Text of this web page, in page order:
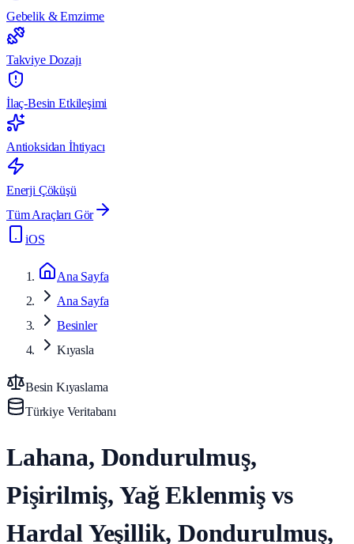
Gebelik & Emzirme
Takviye Dozajı
İlaç-Besin Etkileşimi
Antioksidan İhtiyacı
Enerji Çöküşü
Tüm Araçları Gör
iOS
Ana Sayfa
Ana Sayfa
Besinler
Kıyasla
Besin Kıyaslama
Türkiye Veritabanı
Lahana, Dondurulmuş,
Pişirilmiş, Yağ Eklenmiş vs
Hardal Yeşillik, Dondurulmuş,